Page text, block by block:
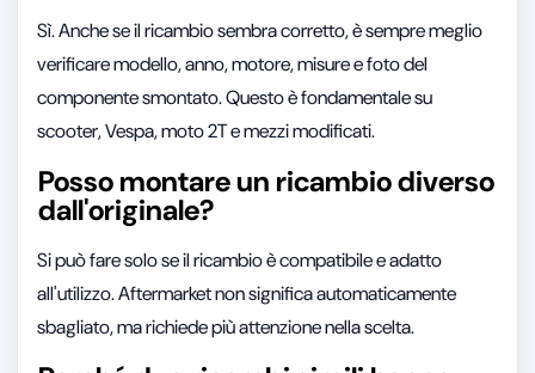
Sì. Anche se il ricambio sembra corretto, è sempre meglio
verificare modello, anno, motore, misure e foto del
componente smontato. Questo è fondamentale su
scooter, Vespa, moto 2T e mezzi modificati.
Posso montare un ricambio diverso
dall'originale?
Si può fare solo se il ricambio è compatibile e adatto
all'utilizzo. Aftermarket non significa automaticamente
sbagliato, ma richiede più attenzione nella scelta.